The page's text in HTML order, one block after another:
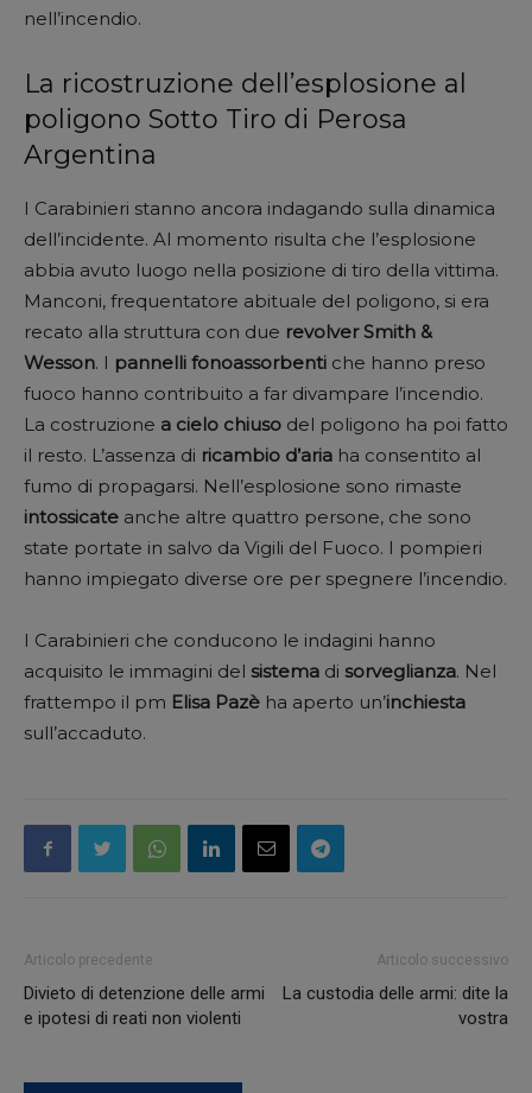
nell’incendio.
La ricostruzione dell’esplosione al
poligono Sotto Tiro di Perosa
Argentina
I Carabinieri stanno ancora indagando sulla dinamica
dell’incidente. Al momento risulta che l’esplosione
abbia avuto luogo nella posizione di tiro della vittima.
Manconi, frequentatore abituale del poligono, si era
recato alla struttura con due revolver Smith &
Wesson. I pannelli fonoassorbenti che hanno preso
fuoco hanno contribuito a far divampare l’incendio.
La costruzione a cielo chiuso del poligono ha poi fatto
il resto. L’assenza di ricambio d’aria ha consentito al
fumo di propagarsi. Nell’esplosione sono rimaste
intossicate anche altre quattro persone, che sono
state portate in salvo da Vigili del Fuoco. I pompieri
hanno impiegato diverse ore per spegnere l’incendio.
I Carabinieri che conducono le indagini hanno
acquisito le immagini del sistema di sorveglianza. Nel
frattempo il pm Elisa Pazè ha aperto un’inchiesta
sull’accaduto.
Articolo precedente
Divieto di detenzione delle armi
e ipotesi di reati non violenti
Articolo successivo
La custodia delle armi: dite la
vostra